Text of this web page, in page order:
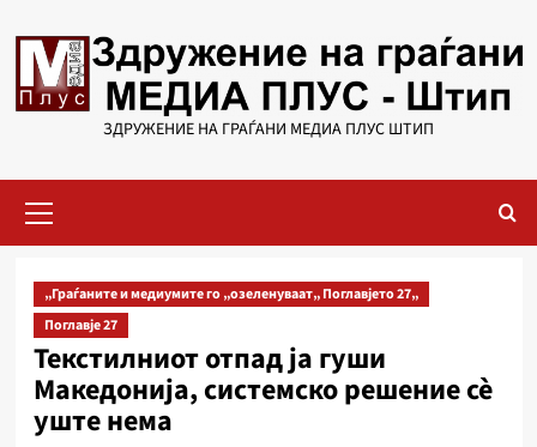
to
content
ЗДРУЖЕНИЕ НА ГРАЃАНИ МЕДИА ПЛУС ШТИП
Menu
„Граѓаните и медиумите го „озеленуваат„ Поглавјето 27„
Поглавје 27
Текстилниот отпад ја гуши
Македонија, системско решение сѐ
уште нема